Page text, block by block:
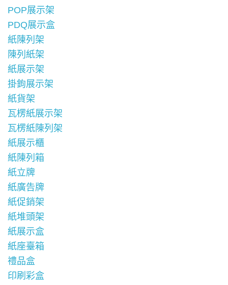
POP展示架
PDQ展示盒
紙陳列架
陳列紙架
紙展示架
掛鉤展示架
紙貨架
瓦楞紙展示架
瓦楞紙陳列架
紙展示櫃
紙陳列箱
紙立牌
紙廣告牌
紙促銷架
紙堆頭架
紙展示盒
紙座臺箱
禮品盒
印刷彩盒